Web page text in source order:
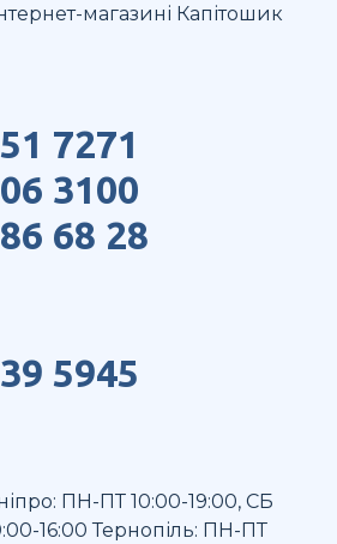
магазині Капітошик
7271
3100
68 28
5945
ПН-ПТ 10:00-19:00, СБ
16:00 Тернопіль: ПН-ПТ